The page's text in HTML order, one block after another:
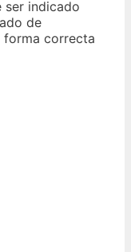
ser indicado
de
forma correcta